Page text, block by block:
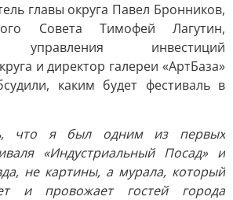
главы округа Павел Бронников,
Совета Тимофей Лагутин,
управления инвестиций
и директор галереи «АртБаза»
каким будет фестиваль в
что я был одним из первых
«Индустриальный Посад» и
не картины, а мурала, который
и провожает гостей города